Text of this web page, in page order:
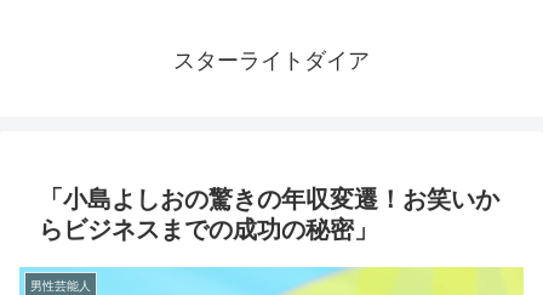
スターライトダイア
「小島よしおの驚きの年収変遷！お笑いか
らビジネスまでの成功の秘密」
男性芸能人